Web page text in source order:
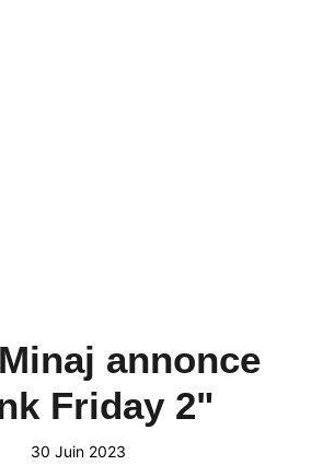
annonce
Friday 2"
30 Juin 2023